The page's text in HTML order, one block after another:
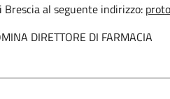
al seguente indirizzo:
DIRETTORE DI FARMACIA